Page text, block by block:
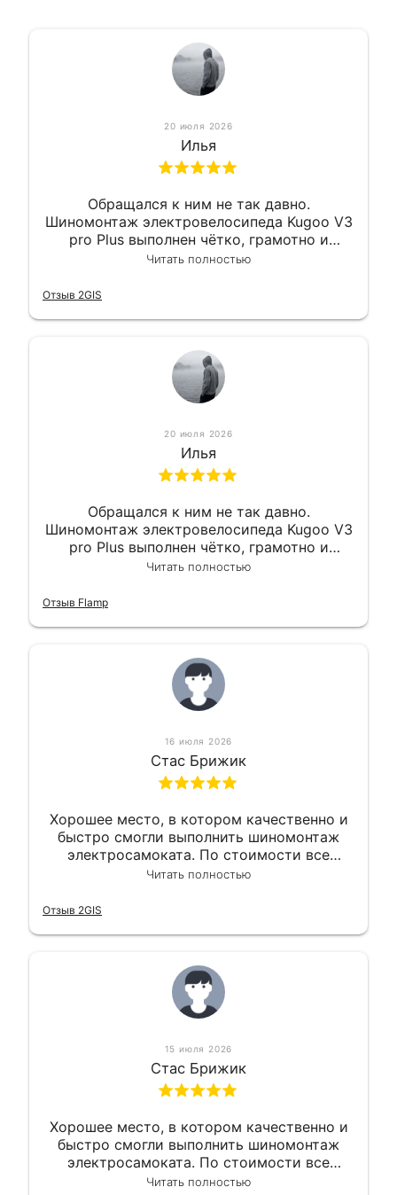
20 июля 2026
Илья
Обращался к ним не так давно.
Шиномонтаж электровелосипеда Kugoo V3
pro Plus выполнен чётко, грамотно и
квалифицированно. Всё сделано
Читать полностью
Отзыв 2GIS
20 июля 2026
Илья
Обращался к ним не так давно.
Шиномонтаж электровелосипеда Kugoo V3
pro Plus выполнен чётко, грамотно и
квалифицированно. Всё сделано
Читать полностью
Отзыв Flamp
16 июля 2026
Стас Брижик
Хорошее место, в котором качественно и
быстро смогли выполнить шиномонтаж
электросамоката. По стоимости все
вышло вообще приемлемо хочу сказать.
Читать полностью
Отзыв 2GIS
15 июля 2026
Стас Брижик
Хорошее место, в котором качественно и
быстро смогли выполнить шиномонтаж
электросамоката. По стоимости все
вышло вообще приемлемо хочу сказать.
Читать полностью